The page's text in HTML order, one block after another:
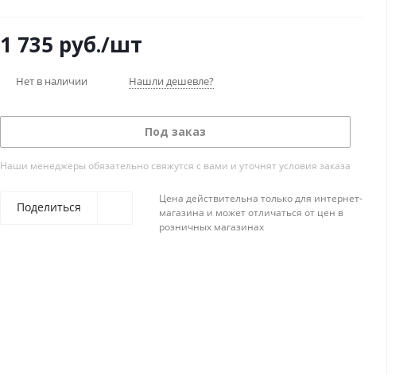
1 735 руб./шт
Нет в наличии Нашли дешевле?
Под заказ
Наши менеджеры обязательно свяжутся с вами и уточнят условия заказа
Поделиться
Цена действительна только для интернет-
магазина и может отличаться от цен в
розничных магазинах